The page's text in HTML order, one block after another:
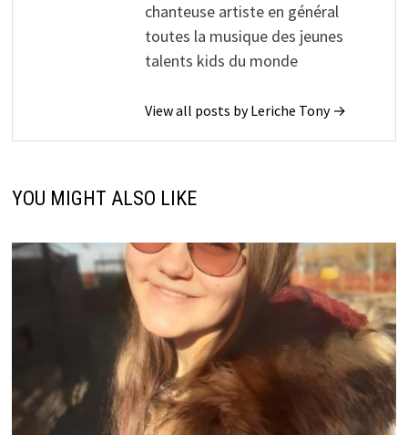
chanteuse artiste en général
toutes la musique des jeunes
talents kids du monde
View all posts by Leriche Tony →
YOU MIGHT ALSO LIKE